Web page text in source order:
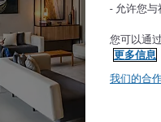
- 允许您与
您可以通
更多信息
我们的合